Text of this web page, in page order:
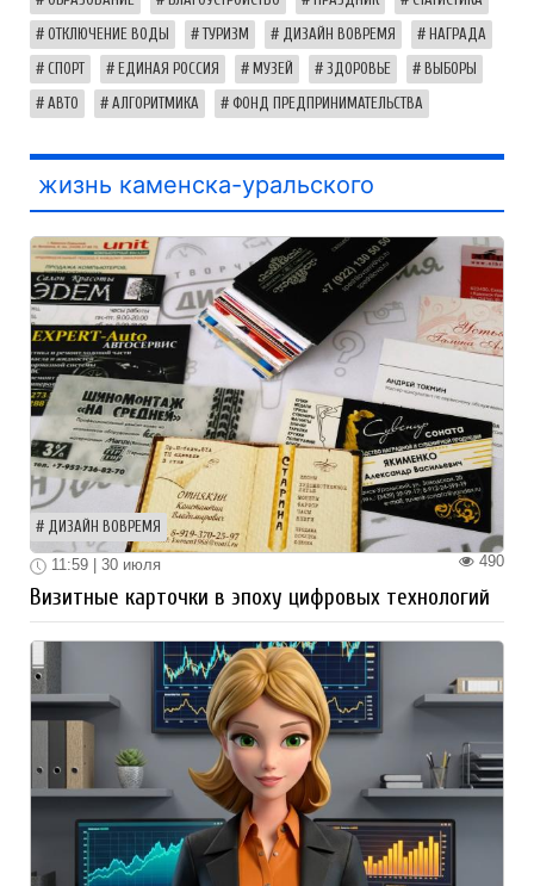
ОТКЛЮЧЕНИЕ ВОДЫ ТУРИЗМ ДИЗАЙН ВОВРЕМЯ НАГРАДА
СПОРТ ЕДИНАЯ РОССИЯ МУЗЕЙ ЗДОРОВЬЕ ВЫБОРЫ
АВТО АЛГОРИТМИКА ФОНД ПРЕДПРИНИМАТЕЛЬСТВА
жизнь каменска-уральского
ДИЗАЙН ВОВРЕМЯ
490
11:59 | 30 июля
Визитные карточки в эпоху цифровых технологий